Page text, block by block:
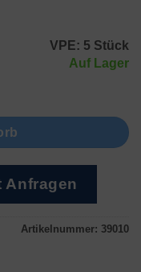
VPE: 5 Stück
Auf Lager
Anfragen
Artikelnummer: 39010